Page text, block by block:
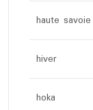
haute savoie
hiver
hoka